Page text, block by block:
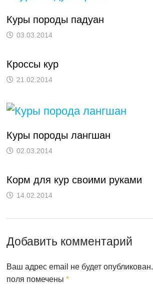
Куры породы падуан
03.03.2014
Кроссы кур
21.02.2014
Куры породы лангшан
02.03.2014
Корм для кур своими руками
14.02.2014
Добавить комментарий
Ваш адрес email не будет опубликован.
поля помечены *